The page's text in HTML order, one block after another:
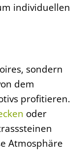
individuellen
sondern
dem
profitieren.
oder
Atmosphäre